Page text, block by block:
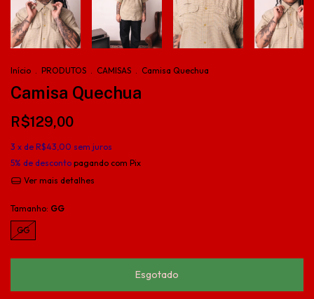
Início . PRODUTOS . CAMISAS . Camisa Quechua
Camisa Quechua
R$129,00
3 x de R$43,00 sem juros
5% de desconto pagando com Pix
Ver mais detalhes
Tamanho: GG
GG